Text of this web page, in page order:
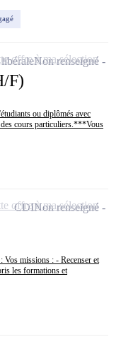
F)
ou diplômés avec
des cours particuliers.***Vous
Non renseigné
offre à ma sélection
missions : - Recenser et
les formations et
CDINon renseigné
offre à ma sélection